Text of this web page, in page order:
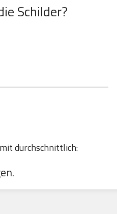
Schilder?
durchschnittlich: